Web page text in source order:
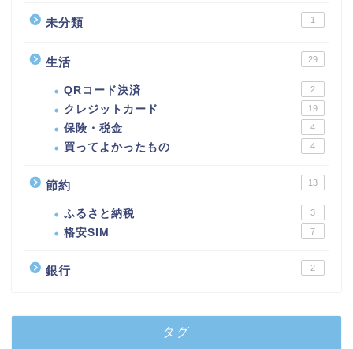
未分類 1
生活 29
QRコード決済 2
クレジットカード 19
保険・税金 4
買ってよかったもの 4
節約 13
ふるさと納税 3
格安SIM 7
銀行 2
タグ